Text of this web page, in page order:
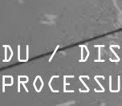
DU /